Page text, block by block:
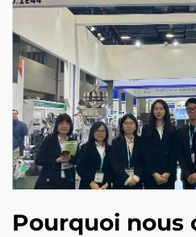
Pourquoi nous